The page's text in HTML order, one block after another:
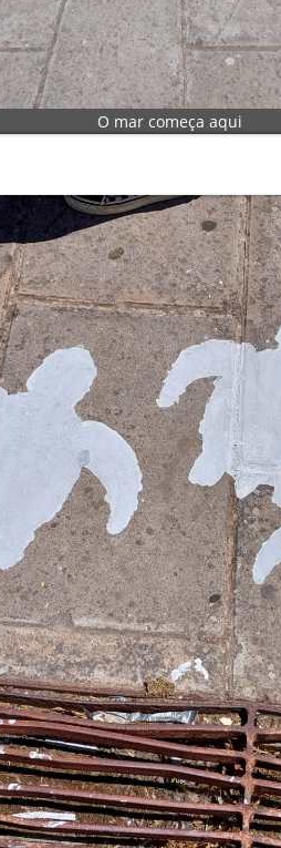
O mar começa aqui